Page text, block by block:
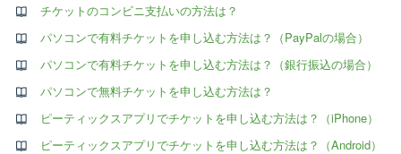
チケットのコンビニ支払いの方法は？
パソコンで有料チケットを申し込む方法は？（PayPalの場合）
パソコンで有料チケットを申し込む方法は？（銀行振込の場合）
パソコンで無料チケットを申し込む方法は？
ピーティックスアプリでチケットを申し込む方法は？（iPhone）
ピーティックスアプリでチケットを申し込む方法は？（Android）